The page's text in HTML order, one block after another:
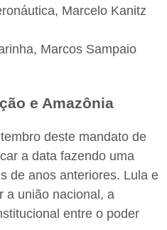
Marcelo Kanitz
Marcos Sampaio
e Amazônia
deste mandato de
a data fazendo uma
de anos anteriores. Lula e
a união nacional, a
entre o poder